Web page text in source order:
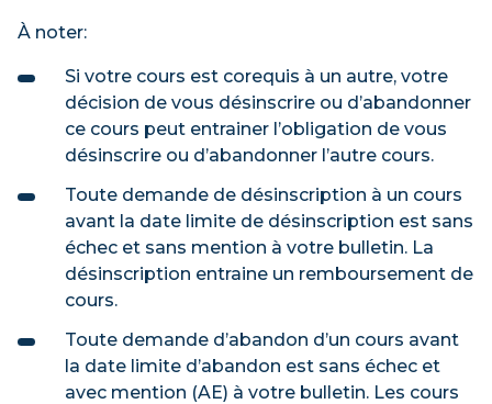
À noter:
Si votre cours est corequis à un autre, votre
décision de vous désinscrire ou d’abandonner
ce cours peut entrainer l’obligation de vous
désinscrire ou d’abandonner l’autre cours.
Toute demande de désinscription à un cours
avant la date limite de désinscription est sans
échec et sans mention à votre bulletin. La
désinscription entraine un remboursement de
cours.
Toute demande d’abandon d’un cours avant
la date limite d’abandon est sans échec et
avec mention (AE) à votre bulletin. Les cours